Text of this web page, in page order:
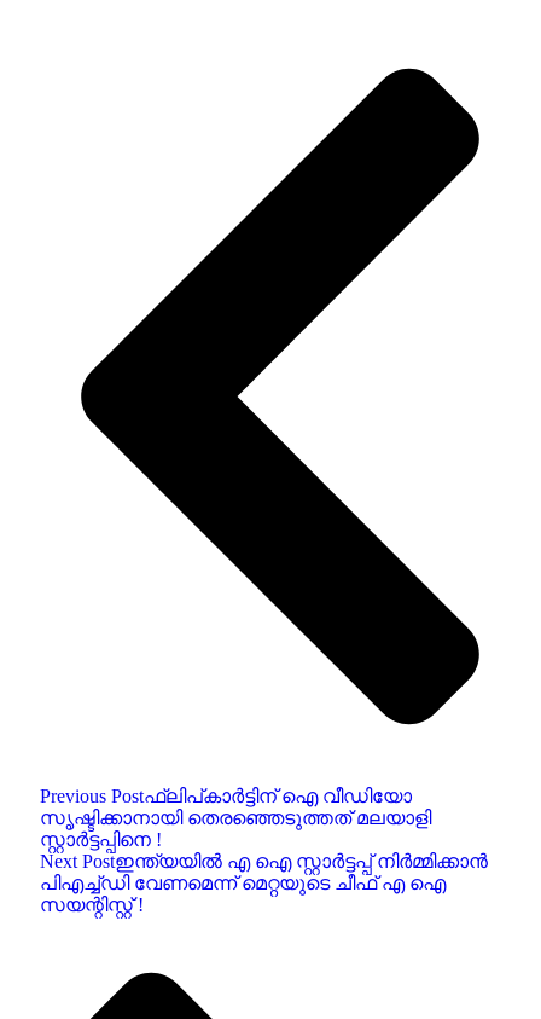
Previous Postഫ്ലിപ്കാർട്ടിന് ഐ വീഡിയോ
സൃഷ്ടിക്കാനായി തെരഞ്ഞെടുത്തത് മലയാളി
സ്റ്റാർട്ടപ്പിനെ !
Next Postഇന്ത്യയിൽ എ ഐ സ്റ്റാർട്ടപ്പ് നിർമ്മിക്കാൻ
പിഎച്ച്ഡി വേണമെന്ന് മെറ്റയുടെ ചീഫ് എ ഐ
സയന്റിസ്റ്റ് !